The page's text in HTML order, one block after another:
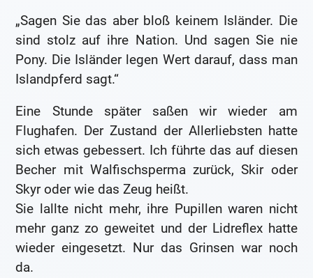
„Sagen Sie das aber bloß keinem Isländer. Die
sind stolz auf ihre Nation. Und sagen Sie nie
Pony. Die Isländer legen Wert darauf, dass man
Islandpferd sagt.“
Eine Stunde später saßen wir wieder am
Flughafen. Der Zustand der Allerliebsten hatte
sich etwas gebessert. Ich führte das auf diesen
Becher mit Walfischsperma zurück, Skir oder
Skyr oder wie das Zeug heißt.
Sie lallte nicht mehr, ihre Pupillen waren nicht
mehr ganz zo geweitet und der Lidreflex hatte
wieder eingesetzt. Nur das Grinsen war noch
da.